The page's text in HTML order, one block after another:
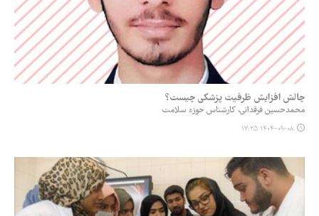
چالش افزایش ظرفیت پزشکی چیست؟
محمدحسین فرقدانی، کارشناس حوزه سلامت
۱۴۰۴-۰۹-۰۸ ۱۷:۲۵